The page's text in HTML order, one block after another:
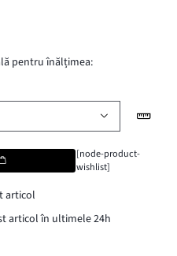
pentru înălțimea:
[node-product-
wishlist]
articol
articol în ultimele 24h